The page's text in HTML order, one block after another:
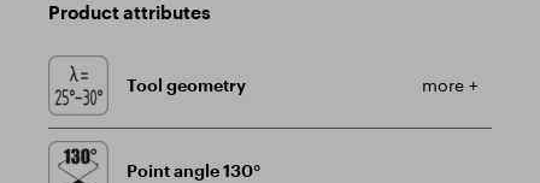
Product attributes
Tool geometry more +
Point angle 130°